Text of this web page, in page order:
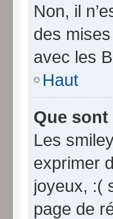
Non, il
des
avec les
Haut
Que
Les
exprimer
joyeux, :(
page de